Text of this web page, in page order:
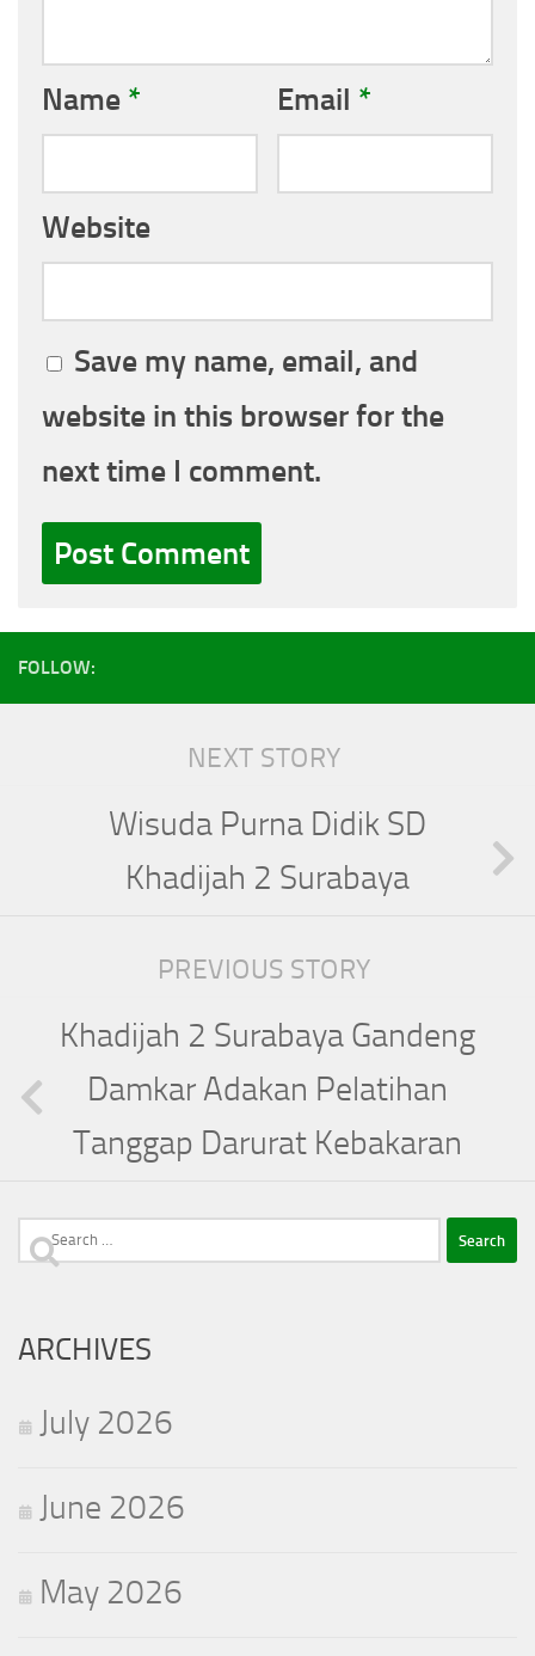
Name * Email *
Website
Save my name, email, and
website in this browser for the
next time I comment.
FOLLOW:
NEXT STORY
Wisuda Purna Didik SD
Khadijah 2 Surabaya
PREVIOUS STORY
Khadijah 2 Surabaya Gandeng
Damkar Adakan Pelatihan
Tanggap Darurat Kebakaran
Search
ARCHIVES
July 2026
June 2026
May 2026